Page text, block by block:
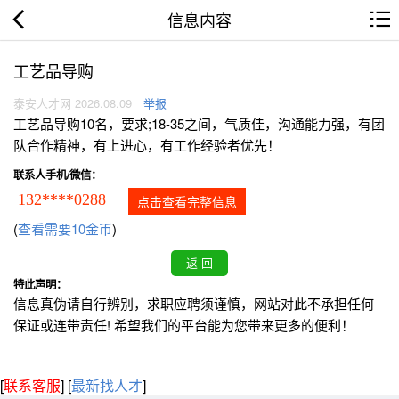
信息内容
工艺品导购
泰安人才网 2026.08.09 举报
工艺品导购10名，要求;18-35之间，气质佳，沟通能力强，有团
队合作精神，有上进心，有工作经验者优先！
联系人手机/微信：
132****0288 点击查看完整信息
(查看需要10金币)
特此声明：
信息真伪请自行辨别，求职应聘须谨慎，网站对此不承担任何
保证或连带责任! 希望我们的平台能为您带来更多的便利！
[联系客服] [最新找人才]